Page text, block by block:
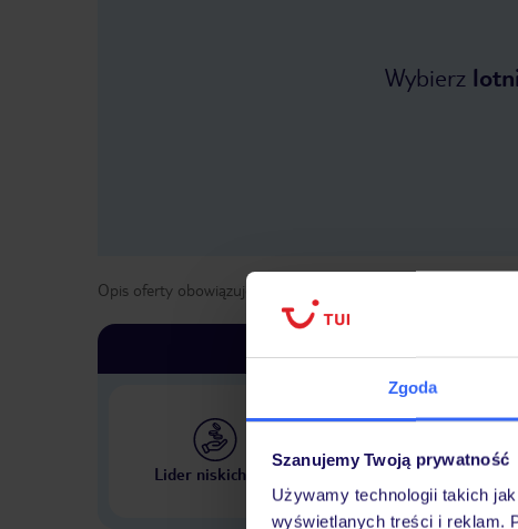
Zgoda
Szanujemy Twoją prywatność
Używamy technologii takich
wyświetlanych treści i reklam.
Wybierz
Opis oferty obowiązuje dla wyjazdów w terminie
Lider niskich cen
Największe biuro podróży
w Polsce